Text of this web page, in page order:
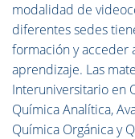
modalidad de
diferentes sedes
formación y acceder
aprendizaje. Las
Interuniversitario en
Química Analítica,
Química Orgánica y